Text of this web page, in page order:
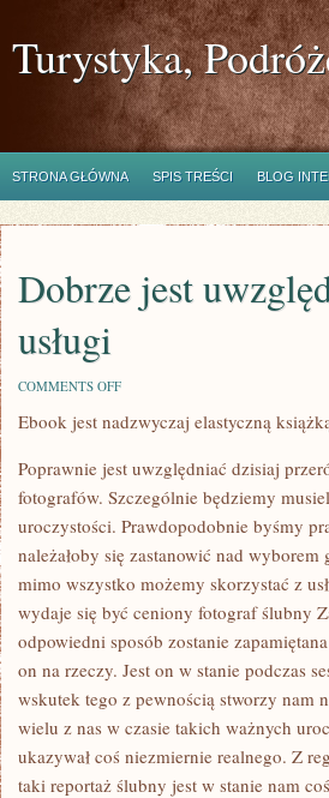
Turystyka,
STRONA GŁÓWNA SPIS TREŚCI BLOG
Dobrze jest
usługi
COMMENTS OFFON
JEST
UWZGLĘDNIAĆ
RÓŻNORODNE
USŁUGI
Ebook jest nadzwyczaj elastyczną
Poprawnie jest uwzględniać dzisiaj
fotografów. Szczególnie będziemy
uroczystości. Prawdopodobnie byśmy
należałoby się zastanowić nad
mimo wszystko możemy skorzystać z
wydaje się być ceniony fotograf ślubny
odpowiedni sposób zostanie
on na rzeczy. Jest on w stanie podczas
wskutek tego z pewnością stworzy nam
wielu z nas w czasie takich ważnych
ukazywał coś niezmiernie realnego. Z
taki reportaż ślubny jest w stanie nam